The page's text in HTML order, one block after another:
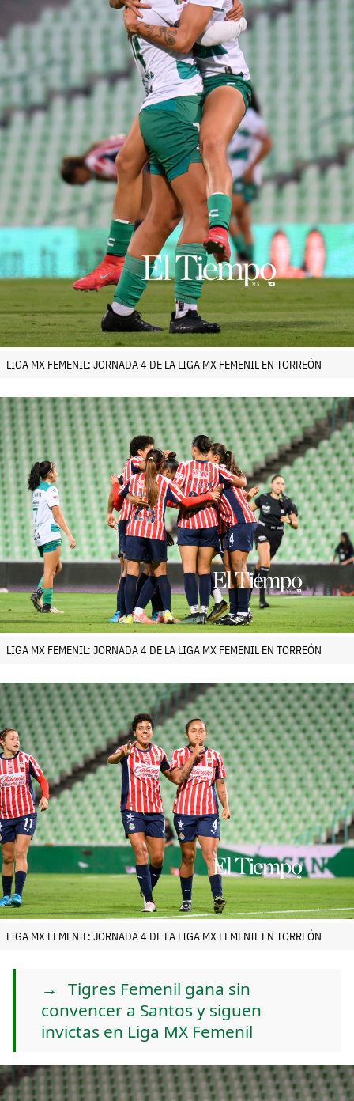
LIGA MX FEMENIL: JORNADA 4 DE LA LIGA MX FEMENIL EN TORREÓN
LIGA MX FEMENIL: JORNADA 4 DE LA LIGA MX FEMENIL EN TORREÓN
LIGA MX FEMENIL: JORNADA 4 DE LA LIGA MX FEMENIL EN TORREÓN
Tigres Femenil gana sin
convencer a Santos y siguen
invictas en Liga MX Femenil